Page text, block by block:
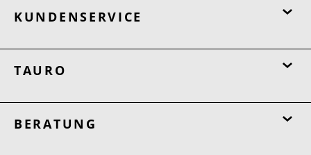
KUNDENSERVICE
TAURO
BERATUNG